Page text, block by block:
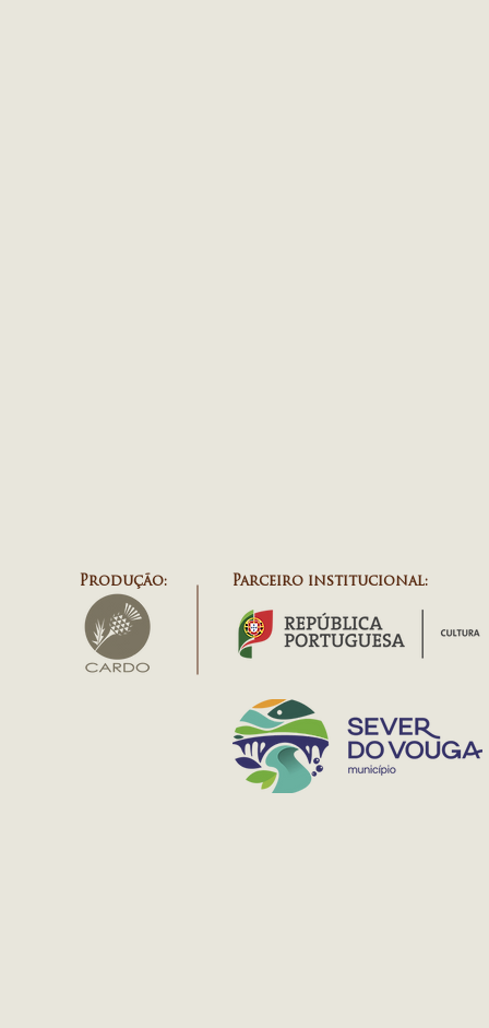
Produção: Parceiro institucional: